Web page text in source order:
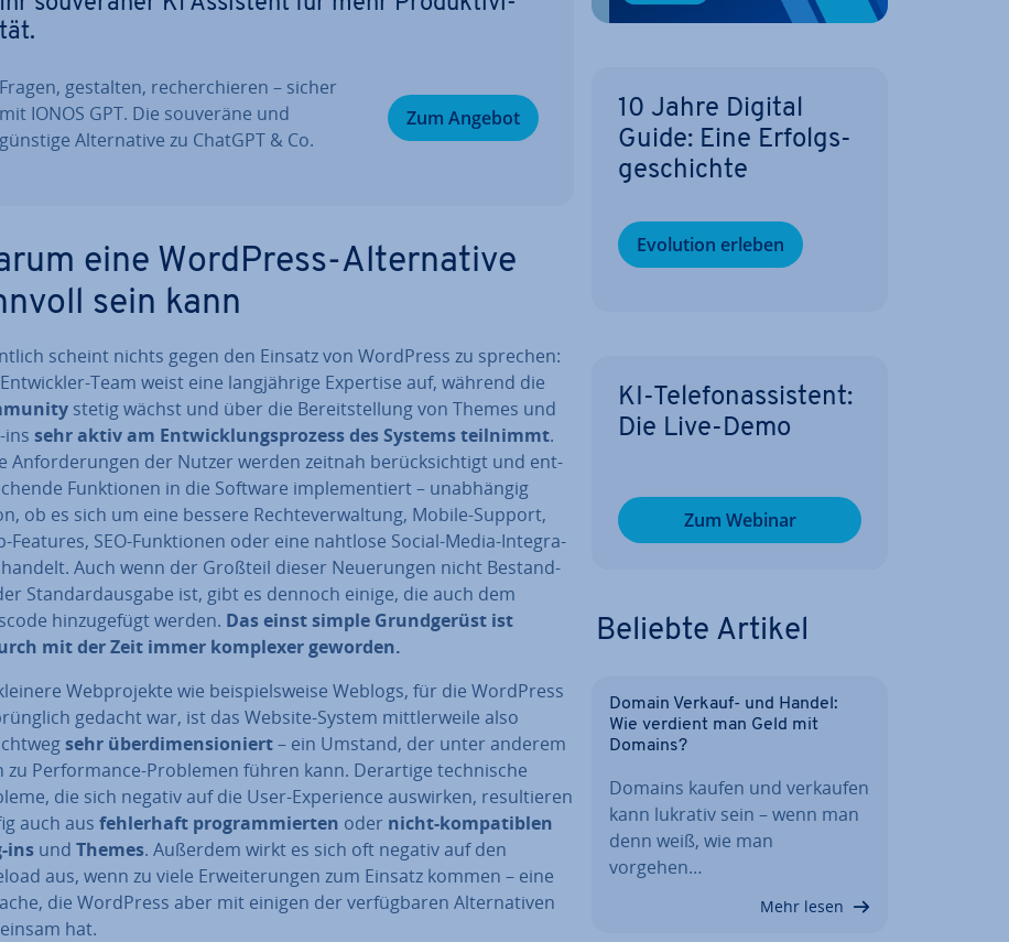
tät.
Fragen, gestalten, re­cher­chie­ren – sicher
mit IONOS GPT. Die souveräne und
günstige Al­ter­na­ti­ve zu ChatGPT & Co.
Zum Angebot
eine WordPress-Al­ter­na­ti­ve
sein kann
scheint nichts gegen den Einsatz von WordPress zu sprechen:
Team weist eine lang­jäh­ri­ge Expertise auf, während die
stetig wächst und über die Be­reit­stel­lung von Themes und
ins sehr aktiv am Ent­wick­lungs­pro­zessdes Systems teilnimmt.
An­for­de­run­gen der Nutzer werden zeitnah be­rück­sich­tigt und ent­
Funk­tio­nen in die Software im­ple­men­tiert – un­ab­hän­gig
ob es sich um eine bessere Rech­te­ver­wal­tung, Mobile-Support,
Features, SEO-Funk­tio­nen oder eine nahtlose Social-Media-In­te­gra­
Auch wenn der Großteil dieser Neue­run­gen nicht Be­stand­
Stan­dard­aus­ga­be ist, gibt es dennoch einige, die auch dem
hin­zu­ge­fügt werden. Das einst simple Grund­ge­rüst ist
mit der Zeit immer komplexer geworden.
Web­pro­jek­te wie bei­spiels­wei­se Weblogs, für die WordPress
gedacht war, ist das Website-System mitt­ler­wei­le also
sehr über­di­men­sio­niert– ein Umstand, der unter anderem
zu Per­for­mance-Problemen führen kann. Derartige tech­ni­sche
die sich negativ auf die User-Ex­pe­ri­ence auswirken, re­sul­tie­ren
auch aus feh­ler­haft pro­gram­mier­ten oder nicht-kom­pa­ti­blen
ins und Themes. Außerdem wirkt es sich oft negativ auf den
aus, wenn zu viele Er­wei­te­run­gen zum Einsatz kommen – eine
die WordPress aber mit einigen der ver­füg­ba­ren Al­ter­na­ti­ven
hat.
10 Jahre Digital
Guide: Eine Er­folgs­
ge­schich­te
Evolution erleben
KI-Te­le­fon­as­sis­tent:
Die Live-Demo
Zum Webinar
Beliebte Artikel
Domain Verkauf- und Handel:
Wie verdient man Geld mit
Domains?
Domains kaufen und verkaufen
kann lukrativ sein – wenn man
denn weiß, wie man
vorgehen…
Mehr lesen